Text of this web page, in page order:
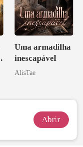
Uma armadilha
inescapável
AlisTae
Abrir